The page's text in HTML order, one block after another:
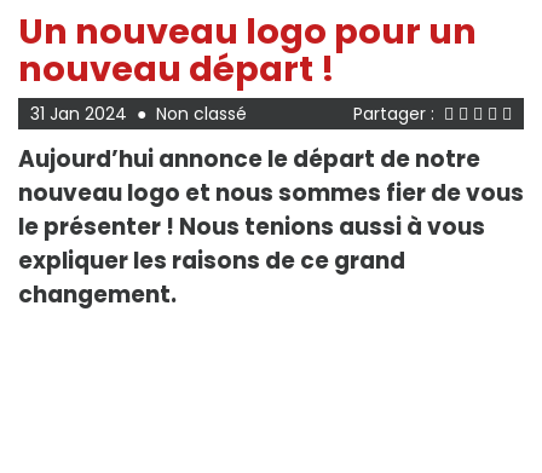
Un nouveau logo pour un
nouveau départ !
31 Jan 2024 ● Non classé Partager :
Aujourd’hui annonce le départ de notre
nouveau logo et nous sommes fier de vous
le présenter ! Nous tenions aussi à vous
expliquer les raisons de ce grand
changement.